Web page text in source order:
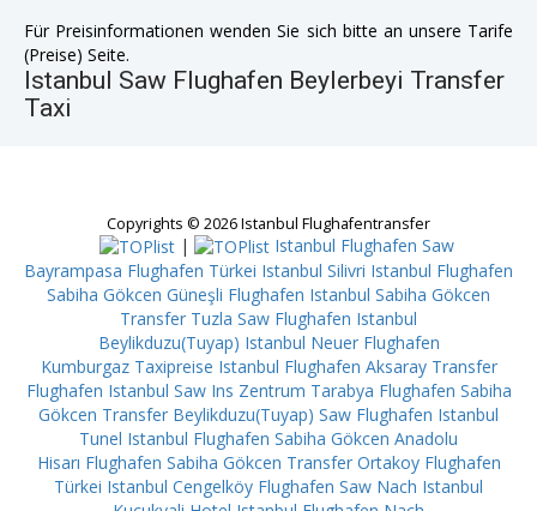
Für Preisinformationen wenden Sie sich bitte an unsere Tarife
(Preise) Seite.
Istanbul Saw Flughafen Beylerbeyi Transfer
Taxi
Copyrights © 2026 Istanbul Flughafentransfer
|
Istanbul Flughafen Saw
Bayrampasa Flughafen Türkei Istanbul Silivri Istanbul Flughafen
Sabiha Gökcen Güneşli Flughafen Istanbul Sabiha Gökcen
Transfer Tuzla Saw Flughafen Istanbul
Beylikduzu(Tuyap) Istanbul Neuer Flughafen
Kumburgaz Taxipreise Istanbul Flughafen Aksaray Transfer
Flughafen Istanbul Saw Ins Zentrum Tarabya Flughafen Sabiha
Gökcen Transfer Beylikduzu(Tuyap) Saw Flughafen Istanbul
Tunel Istanbul Flughafen Sabiha Gökcen Anadolu
Hisarı Flughafen Sabiha Gökcen Transfer Ortakoy Flughafen
Türkei Istanbul Cengelköy Flughafen Saw Nach Istanbul